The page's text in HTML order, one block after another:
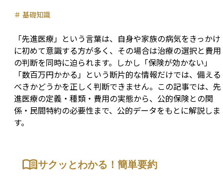
＃ 基礎知識
「先進医療」という言葉は、自身や家族の病気をきっかけ
に初めて意識する方が多く、その場合は治療の選択と費用
の判断を同時に迫られます。しかし「保険が効かない」
「数百万円かかる」という断片的な情報だけでは、備える
べきかどうかを正しく判断できません。この記事では、先
進医療の定義・種類・費用の実態から、公的保険との関
係・民間特約の必要性まで、公的データをもとに解説しま
す。
サクッとわかる！簡単要約